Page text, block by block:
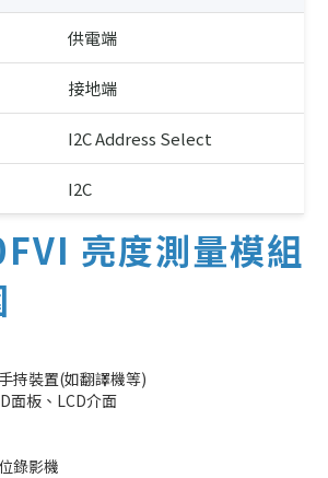
供電端
接地端
I2C Address Select
I2C
亮度測量模組
持裝置(如翻譯機等)
面板、LCD介面
錄影機